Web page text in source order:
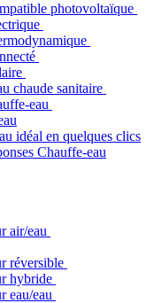
photovoltaïque
chaude sanitaire
eau
idéal en quelques clics
Chauffe-eau
air/eau
réversible
hybride
eau/eau